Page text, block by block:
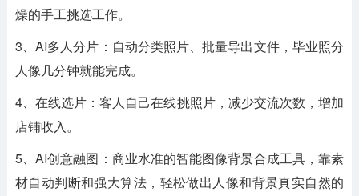
燥的手工挑选工作。
3、AI多人分片：自动分类照片、批量导出文件，毕业照分
人像几分钟就能完成。
4、在线选片：客人自己在线挑照片，减少交流次数，增加
店铺收入。
5、AI创意融图：商业水准的智能图像背景合成工具，靠素
材自动判断和强大算法，轻松做出人像和背景真实自然的